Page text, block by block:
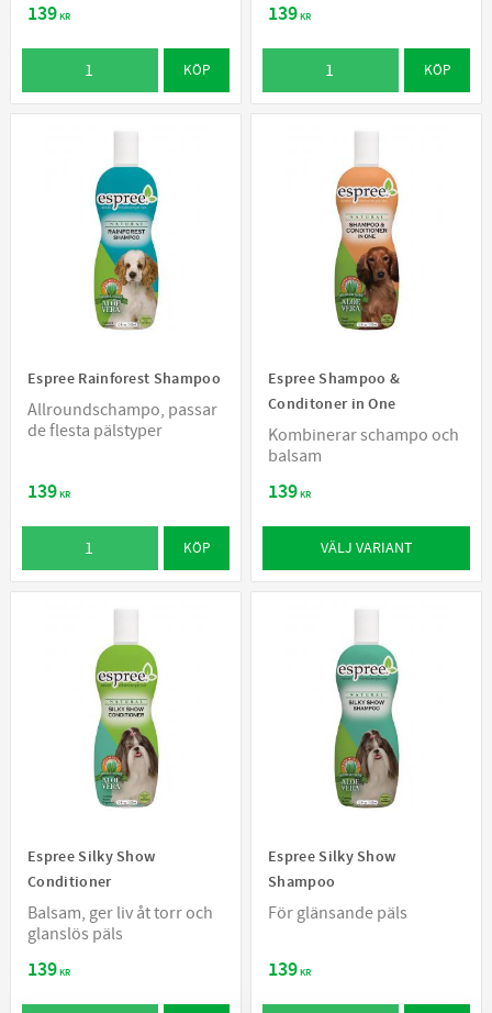
139KR
KÖP
139KR
KÖP
Espree Rainforest Shampoo
Allroundschampo, passar
de flesta pälstyper
139KR
KÖP
Espree Shampoo &
Conditoner in One
Kombinerar schampo och
balsam
139KR
VÄLJ VARIANT
Espree Silky Show
Conditioner
Balsam, ger liv åt torr och
glanslös päls
139KR
Espree Silky Show
Shampoo
För glänsande päls
139KR